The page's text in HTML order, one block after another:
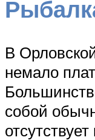
В
немало
собой